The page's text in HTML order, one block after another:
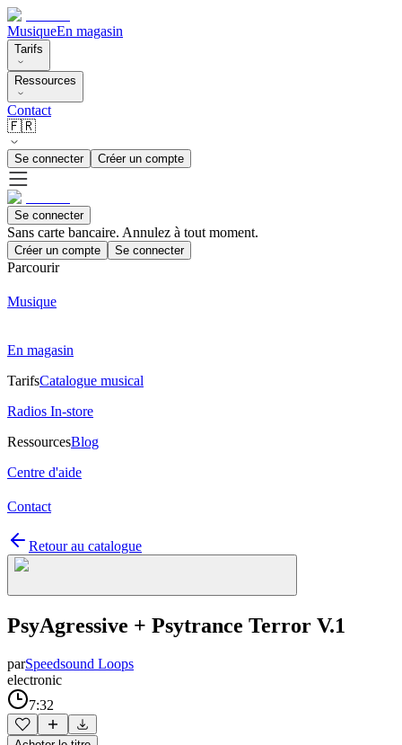
MusiqueEn magasin
Tarifs
Ressources
Contact
🇫🇷
Se connecter Créer un compte
Se connecter
Sans carte bancaire. Annulez à tout moment.
Créer un compte Se connecter
Parcourir
Musique
En magasin
TarifsCatalogue musical
Radios In-store
RessourcesBlog
Centre d'aide
Contact
Retour au catalogue
PsyAgressive + Psytrance Terror V.1
parSpeedsound Loops
electronic
7:32